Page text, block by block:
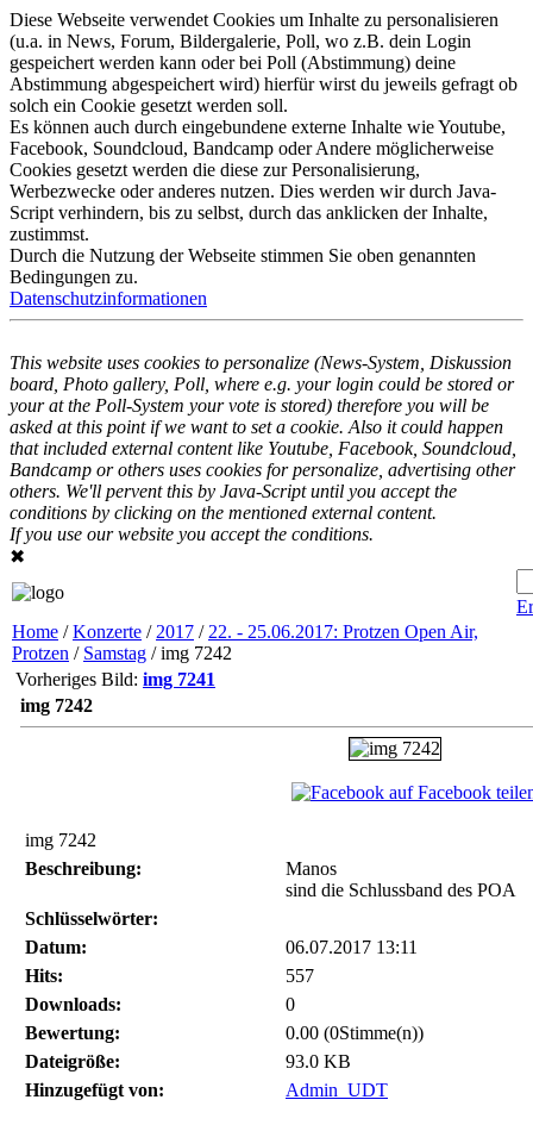
Diese Webseite verwendet Cookies um Inhalte zu personalisieren
(u.a. in News, Forum, Bildergalerie, Poll, wo z.B. dein Login
gespeichert werden kann oder bei Poll (Abstimmung) deine
Abstimmung abgespeichert wird) hierfür wirst du jeweils gefragt ob
solch ein Cookie gesetzt werden soll.
Es können auch durch eingebundene externe Inhalte wie Youtube,
Facebook, Soundcloud, Bandcamp oder Andere möglicherweise
Cookies gesetzt werden die diese zur Personalisierung,
Werbezwecke oder anderes nutzen. Dies werden wir durch Java-
Script verhindern, bis zu selbst, durch das anklicken der Inhalte,
zustimmst.
Durch die Nutzung der Webseite stimmen Sie oben genannten
Bedingungen zu.
Datenschutzinformationen
This website uses cookies to personalize (News-System, Diskussion
board, Photo gallery, Poll, where e.g. your login could be stored or
your at the Poll-System your vote is stored) therefore you will be
asked at this point if we want to set a cookie. Also it could happen
that included external content like Youtube, Facebook, Soundcloud,
Bandcamp or others uses cookies for personalize, advertising other
others. We'll pervent this by Java-Script until you accept the
conditions by clicking on the mentioned external content.
If you use our website you accept the conditions.
✖
Home /Konzerte / 2017 / 22. - 25.06.2017: Protzen Open Air,
Protzen / Samstag / img 7242
Vorheriges Bild: img 7241
img 7242
auf Facebook
img 7242
Beschreibung:
Manos
sind die Schlussband des POA
Schlüsselwörter:
Datum:
06.07.2017 13:11
Hits:
557
Downloads:
0
Bewertung:
0.00 (0Stimme(n))
Dateigröße:
93.0 KB
Hinzugefügt von:
Admin_UDT